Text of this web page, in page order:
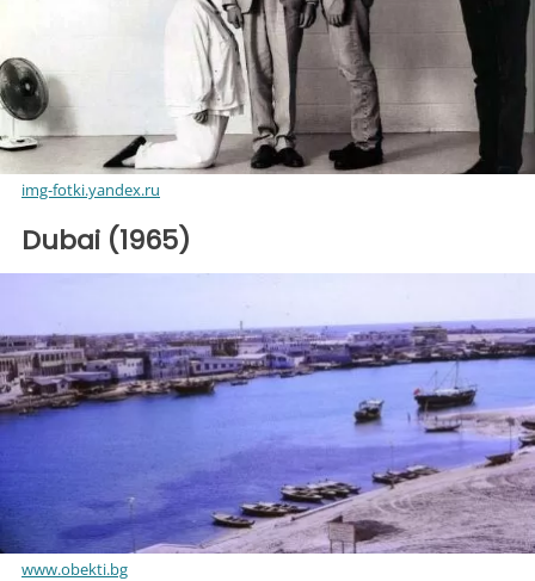
img-fotki.yandex.ru
Dubai (1965)
www.obekti.bg